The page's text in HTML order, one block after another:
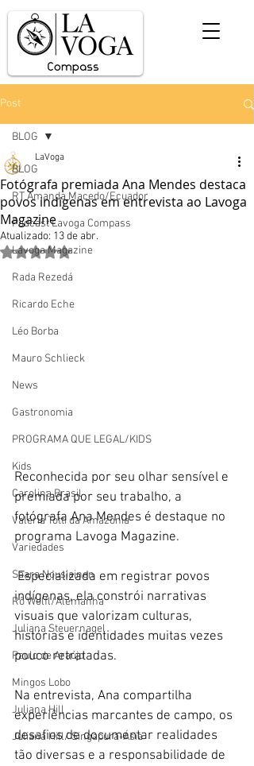
Post
BLOG
RT Amanda Macedo/Ecuador
Podcast Lavoga Compass
Lavoga Magazine
Rada Rezedá
Ricardo Eche
Léo Borba
Mauro Schlieck
News
Gastronomia
PROGRAMA QUE LEGAL/KIDS
Kids
Carolina Brasil
Valéria Totti da Amazônia
Variedades
Saara Nousiainen
Rô Wolfl/Alemanha
Juliana Steuernagel
Paulo de Araújo
Mingos Lobo
Juliana Hill
Juliana Hill/ Singapura-Ásia
BLOG
Fotógrafa premiada Ana Mendes destaca
povos indígenas em entrevista ao Lavoga
Magazine
LaVoga
Atualizado: 13 de abr.
Avaliado com NaN de 5 estrelas.
Reconhecida por seu olhar sensível e
premiada por seu trabalho, a
fotógrafa Ana Mendes é destaque no
programa Lavoga Magazine.
Especializada em registrar povos
indígenas, ela constrói narrativas
visuais que valorizam culturas,
histórias e identidades muitas vezes
pouco retratadas.
Na entrevista, Ana compartilha
experiências marcantes de campo, os
desafios de documentar realidades
tão diversas e a responsabilidade de